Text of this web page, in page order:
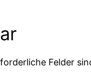
Felder